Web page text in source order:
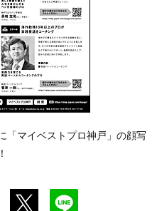
「マイベストプロ神戸」の顔写